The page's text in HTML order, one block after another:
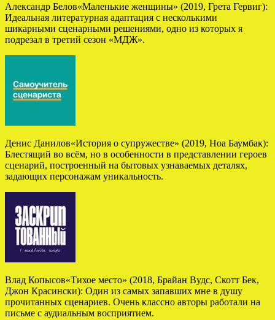
Александр Белов«Маленькие женщины» (2019, Грета Гервиг):
Идеальная литературная адаптация с несколькими
шикарными сценарными решениями, одно из которых я
подрезал в третий сезон «МДЖ».
Денис Данилов«История о супружестве» (2019, Ноа Баумбак):
Блестящий во всём, но в особенности в представлении героев
сценарий, построенный на бытовых узнаваемых деталях,
задающих персонажам уникальность.
Влад Копысов«Тихое место» (2018, Брайан Вудс, Скотт Бек,
Джон Красински): Один из самых запавших мне в душу
прочитанных сценариев. Очень классно авторы работали на
письме с аудиальным восприятием.